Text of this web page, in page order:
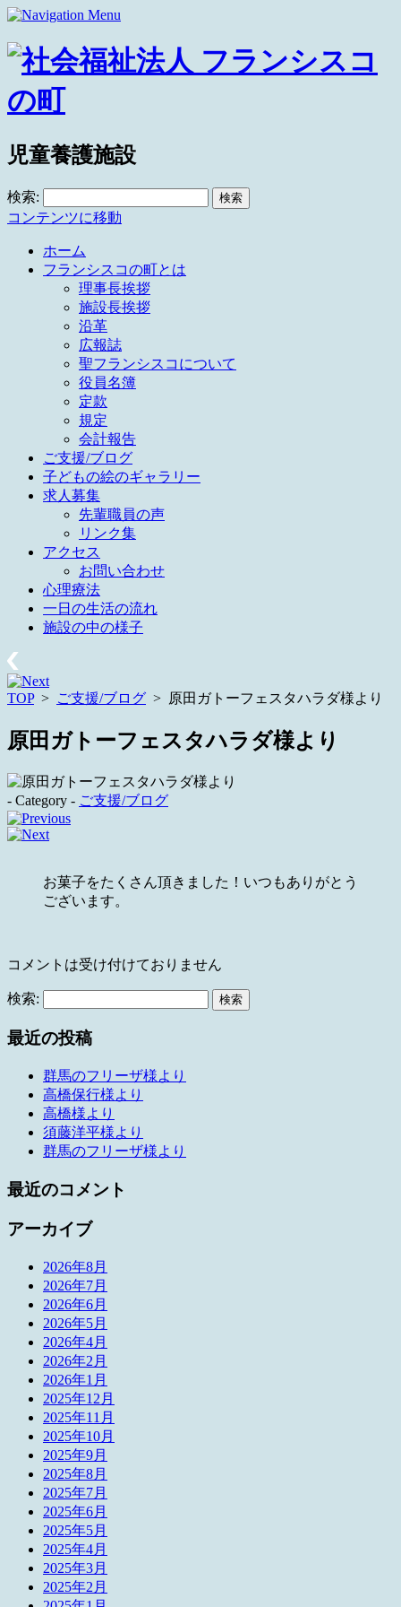
児童養護施設
検索:
コンテンツに移動
ホーム
フランシスコの町とは
理事長挨拶
施設長挨拶
沿革
広報誌
聖フランシスコについて
役員名簿
定款
規定
会計報告
ご支援/ブログ
子どもの絵のギャラリー
求人募集
先輩職員の声
リンク集
アクセス
お問い合わせ
心理療法
一日の生活の流れ
施設の中の様子
TOP> ご支援/ブログ > 原田ガトーフェスタハラダ様より
原田ガトーフェスタハラダ様より
- Category - ご支援/ブログ
お菓子をたくさん頂きました！いつもありがとう
ございます。
コメントは受け付けておりません
検索:
最近の投稿
群馬のフリーザ様より
高橋保行様より
高橋様より
須藤洋平様より
群馬のフリーザ様より
最近のコメント
アーカイブ
2026年8月
2026年7月
2026年6月
2026年5月
2026年4月
2026年2月
2026年1月
2025年12月
2025年11月
2025年10月
2025年9月
2025年8月
2025年7月
2025年6月
2025年5月
2025年4月
2025年3月
2025年2月